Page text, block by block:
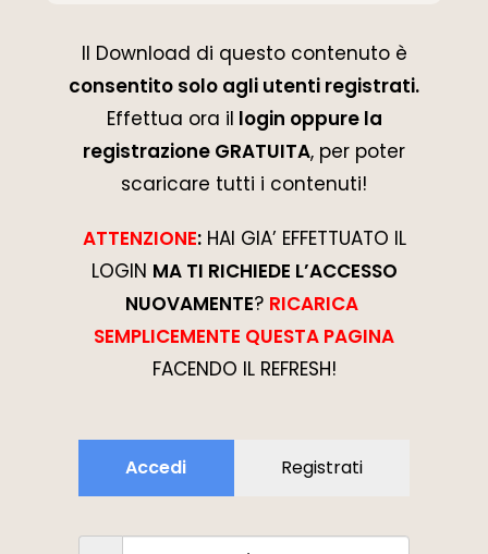
Il Download di questo contenuto è
consentito solo agli utenti registrati.
Effettua ora il login oppure la
registrazione GRATUITA, per poter
scaricare tutti i contenuti!
ATTENZIONE:HAI GIA’ EFFETTUATO IL
LOGIN MA TI RICHIEDE L’ACCESSO
NUOVAMENTE? RICARICA
SEMPLICEMENTE QUESTA PAGINA
FACENDO IL REFRESH!
Accedi Registrati